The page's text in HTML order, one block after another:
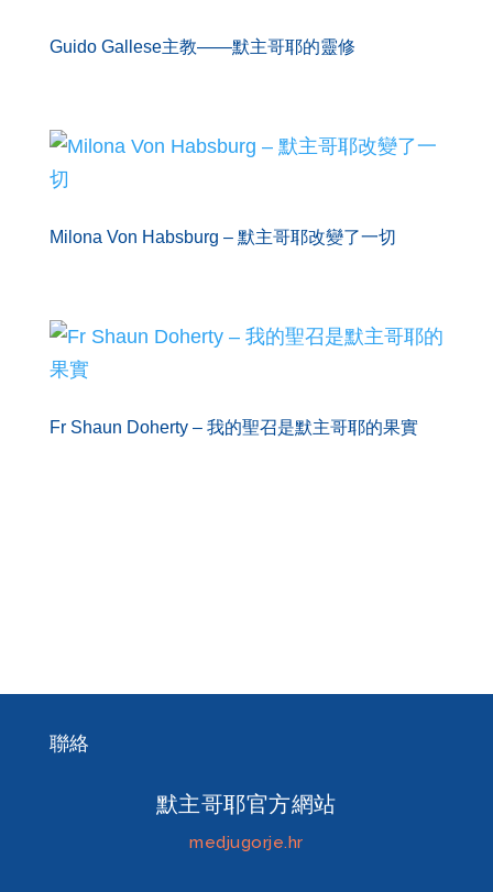
Guido Gallese主教——默主哥耶的靈修
Milona Von Habsburg – 默主哥耶改變了一切
Fr Shaun Doherty – 我的聖召是默主哥耶的果實
聯絡
默主哥耶官方網站
medjugorje.hr